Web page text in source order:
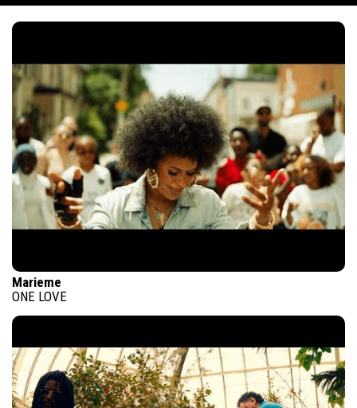
Marieme
ONE LOVE